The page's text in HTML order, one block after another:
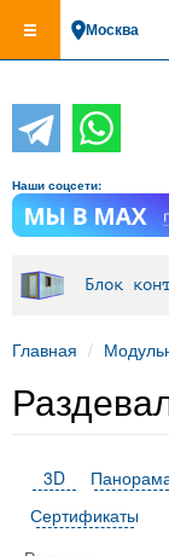
основному
Москва
Наши соцсети:
Блок
Главная
3D
Сертификаты